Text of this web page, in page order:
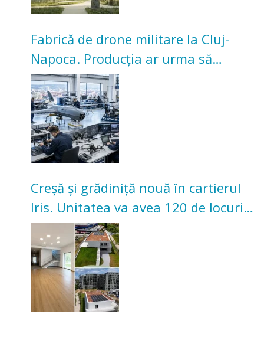
Fabrică de drone militare la Cluj-
Napoca. Producția ar urma să
înceapă în toamna acestui an
Creșă și grădiniță nouă în cartierul
Iris. Unitatea va avea 120 de locuri
pentru copii